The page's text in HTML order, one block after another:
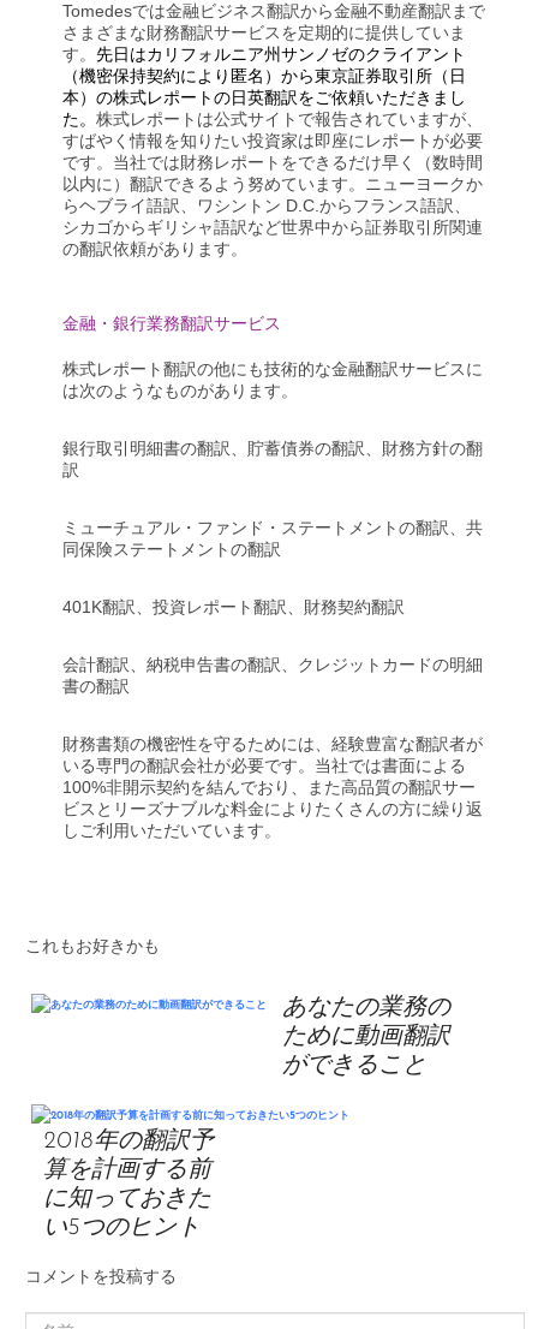
Tomedesでは金融ビジネス翻訳から金融不動産翻訳まで
さまざまな財務翻訳サービスを定期的に提供していま
す。先日はカリフォルニア州サンノゼのクライアント
（機密保持契約により匿名）から東京証券取引所（日
本）の株式レポートの日英翻訳をご依頼いただきまし
た。株式レポートは公式サイトで報告されていますが、
すばやく情報を知りたい投資家は即座にレポートが必要
です。当社では財務レポートをできるだけ早く（数時間
以内に）翻訳できるよう努めています。ニューヨークか
らヘブライ語訳、ワシントン D.C.からフランス語訳、
シカゴからギリシャ語訳など世界中から証券取引所関連
の翻訳依頼があります。
金融・銀行業務翻訳サービス
株式レポート翻訳の他にも技術的な金融翻訳サービスに
は次のようなものがあります。
銀行取引明細書の翻訳、貯蓄債券の翻訳、財務方針の翻
訳
ミューチュアル・ファンド・ステートメントの翻訳、共
同保険ステートメントの翻訳
401K翻訳、投資レポート翻訳、財務契約翻訳
会計翻訳、納税申告書の翻訳、クレジットカードの明細
書の翻訳
財務書類の機密性を守るためには、経験豊富な翻訳者が
いる専門の翻訳会社が必要です。当社では書面による
100%非開示契約を結んでおり、また高品質の翻訳サー
ビスとリーズナブルな料金によりたくさんの方に繰り返
しご利用いただいています。
これもお好きかも
あなたの業務の
ために動画翻訳
ができること
2018年の翻訳予
算を計画する前
に知っておきた
い5つのヒント
コメントを投稿する